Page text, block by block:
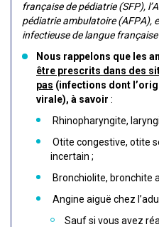
française de pédiatrie (SFP),
pédiatrie ambulatoire (AFPA),
infectieuse de langue française
Nous rappelons que les
être prescrits dans des
pas (infections dont
virale), à savoir :
Rhinopharyngite,
Otite congestive, otite
incertain ;
Bronchiolite, bronchite
Angine aiguë chez
Sauf si vous avez